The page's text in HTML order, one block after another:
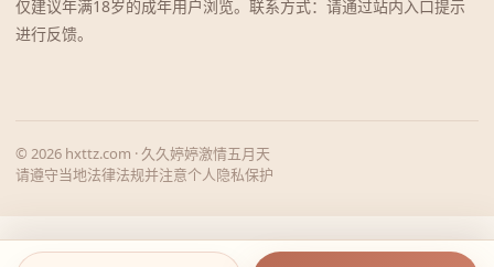
仅建议年满18岁的成年用户浏览。联系方式：请通过站内入口提示
进行反馈。
© 2026 hxttz.com · 久久婷婷激情五月天
请遵守当地法律法规并注意个人隐私保护